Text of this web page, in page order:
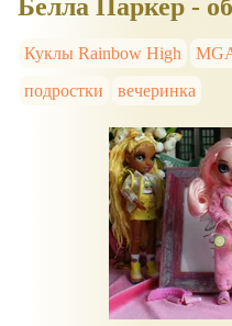
Белла Паркер -
Куклы Rainbow High
подростки
вечеринка